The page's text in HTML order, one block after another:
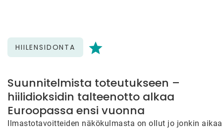
HIILENSIDONTA
Suunnitelmista toteutukseen –
hiilidioksidin talteenotto alkaa
Euroopassa ensi vuonna
Ilmastotavoitteiden näkökulmasta on ollut jo jonkin aikaa